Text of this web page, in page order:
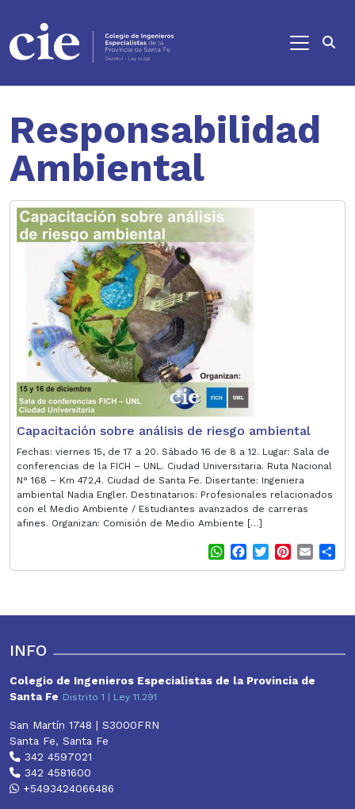
Responsabilidad
Ambiental
Capacitación sobre análisis de riesgo ambiental
Fechas: viernes 15, de 17 a 20. Sábado 16 de 8 a 12. Lugar: Sala de
conferencias de la FICH – UNL. Ciudad Universitaria. Ruta Nacional
N° 168 – Km 472,4. Ciudad de Santa Fe. Disertante: Ingeniera
ambiental Nadia Engler. Destinatarios: Profesionales relacionados
con el Medio Ambiente / Estudiantes avanzados de carreras
afines. Organizan: Comisión de Medio Ambiente […]
W
h
s
a
b
T
w
t
i
e
t
m
l
h
e
INFO
Colegio de Ingenieros Especialistas de la Provincia de
Santa Fe Distrito 1 | Ley 11.291
San Martín 1748 | S3000FRN
Santa Fe, Santa Fe
342 4597021
342 4581600
+5493424066486